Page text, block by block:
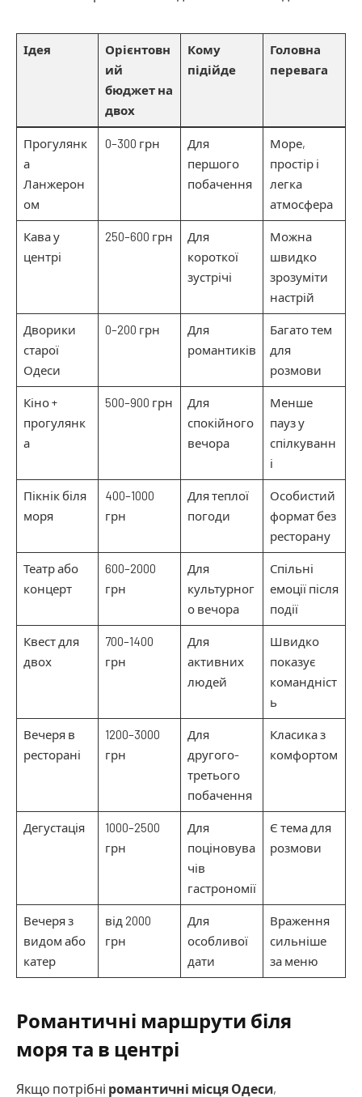
Ідея
Орієнтовн
ий
бюджет на
двох
Кому
підійде
Головна
перевага
Прогулянк
а
Ланжерон
ом
0–300 грн
Для
першого
побачення
Море,
простір і
легка
атмосфера
Кава у
центрі
250–600 грн
Для
короткої
зустрічі
Можна
швидко
зрозуміти
настрій
Дворики
старої
Одеси
0–200 грн
Для
романтиків
Багато тем
для
розмови
Кіно +
прогулянк
а
500–900 грн
Для
спокійного
вечора
Менше
пауз у
спілкуванн
і
Пікнік біля
моря
400–1000
грн
Для теплої
погоди
Особистий
формат без
ресторану
Театр або
концерт
600–2000
грн
Для
культурног
о вечора
Спільні
емоції після
події
Квест для
двох
700–1400
грн
Для
активних
людей
Швидко
показує
командніст
ь
Вечеря в
ресторані
1200–3000
грн
Для
другого-
третього
побачення
Класика з
комфортом
Дегустація
1000–2500
грн
Для
поціновува
чів
гастрономії
Є тема для
розмови
Вечеря з
видом або
катер
від 2000
грн
Для
особливої
дати
Враження
сильніше
за меню
Романтичні маршрути біля
моря та в центрі
Якщо потрібні романтичні місця Одеси,